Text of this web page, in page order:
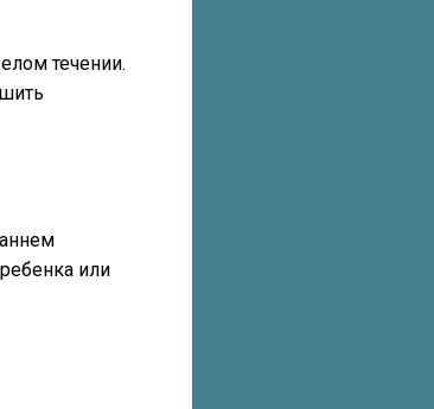
течении.
или